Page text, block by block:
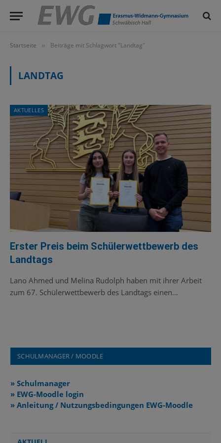
Startseite » Beiträge mit Schlagwort "Landtag"
LANDTAG
AKTUELLES
Erster Preis beim Schülerwettbewerb des
Landtags
Lano Ahmed und Melina Rudolph haben mit ihrer Arbeit
zum 67. Schülerwettbewerb des Landtags einen…
SCHULMANAGER / MOODLE
» Schulmanager
» EWG-Moodle login
» Anleitung / Nutzungsbedingungen EWG-Moodle